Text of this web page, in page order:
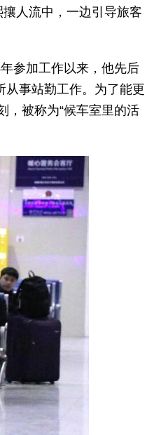
人流中，一边引导旅客
参加工作以来，他先后
从事站勤工作。为了能更
，被称为“候车室里的活